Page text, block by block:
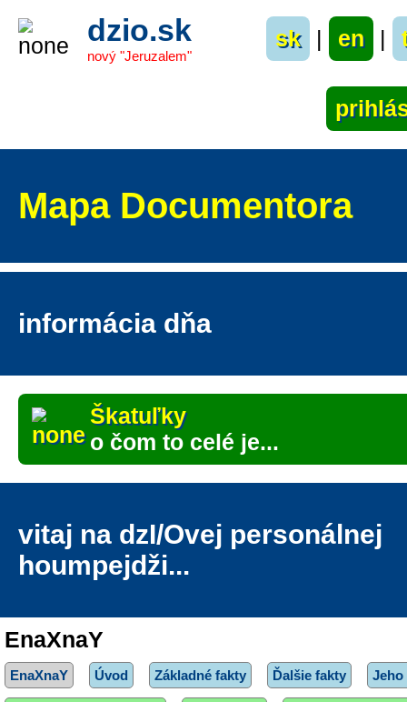
dzio.sk
nový "Jeruzalem"
sk | en |
Mapa Documentora
informácia dňa
Škatuľky
o čom to celé je...
vitaj na dzI/Ovej personálnej
houmpejdži...
EnaXnaY
EnaXnaY Úvod Základné fakty Ďalšie fakty Jeho